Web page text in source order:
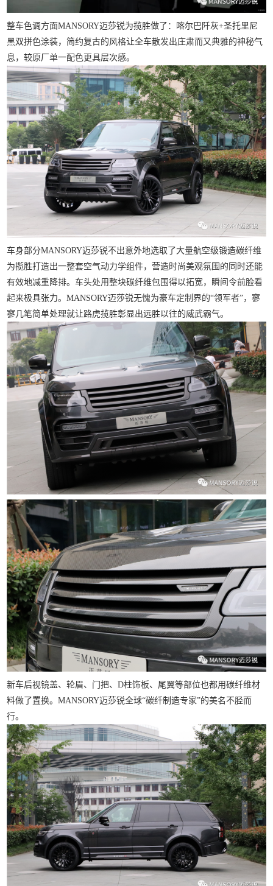
整车色调方面MANSORY迈莎锐为揽胜做了：喀尔巴阡灰+圣托里尼
黑双拼色涂装，简约复古的风格让全车散发出庄肃而又典雅的神秘气
息，较原厂单一配色更具层次感。
车身部分MANSORY迈莎锐不出意外地选取了大量航空级锻造碳纤维
为揽胜打造出一整套空气动力学组件，营造时尚美观氛围的同时还能
有效地减重降排。车头处用整块碳纤维包围得以拓宽，瞬间令前脸看
起来极具张力。MANSORY迈莎锐无愧为豪车定制界的“领军者”，寥
寥几笔简单处理就让路虎揽胜彰显出远胜以往的威武霸气。
新车后视镜盖、轮眉、门把、D柱饰板、尾翼等部位也都用碳纤维材
料做了置换。MANSORY迈莎锐全球“碳纤制造专家”的美名不胫而
行。